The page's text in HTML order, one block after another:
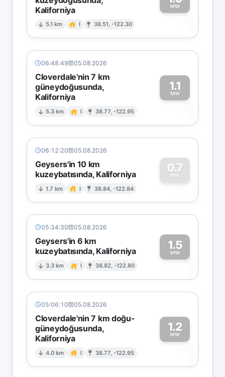
Kaliforniya
5.1 km I 38.51, -122.30
MW
1
06:48:49 05.08.2026
Cloverdale'nin 7 km
güneydoğusunda,
Kaliforniya
5.3 km I 38.77, -122.95
1.1
MW
1
06:12:20 05.08.2026
Geysers'in 10 km
kuzeybatısında, Kaliforniya
1.7 km I 38.84, -122.84
0.7
MW
0
05:34:30 05.08.2026
Geysers'in 6 km
kuzeybatısında, Kaliforniya
3.3 km I 38.82, -122.80
1.5
MW1
05:06:10 05.08.2026
Cloverdale'nin 7 km doğu-
güneydoğusunda,
Kaliforniya
4.0 km I 38.77, -122.95
1.2
MW
1